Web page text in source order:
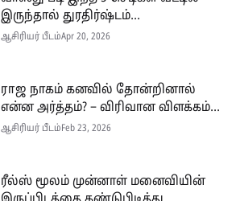
இருந்தால் துரதிர்ஷ்டம்...
ஆசிரியர் பீடம்Apr 20, 2026
ராஜ நாகம் கனவில் தோன்றினால்
என்ன அர்த்தம்? – விரிவான விளக்கம்...
ஆசிரியர் பீடம்Feb 23, 2026
ரீல்ஸ் மூலம் முன்னாள் மனைவியின்